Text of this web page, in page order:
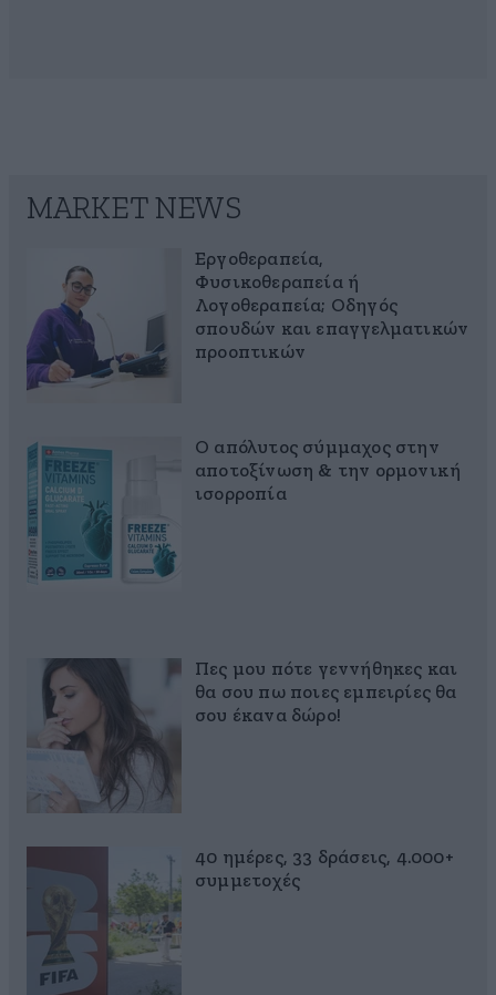
MARKET NEWS
Εργοθεραπεία,
Φυσικοθεραπεία ή
Λογοθεραπεία; Οδηγός
σπουδών και επαγγελματικών
προοπτικών
Ο απόλυτος σύμμαχος στην
αποτοξίνωση & την ορμονική
ισορροπία
Πες μου πότε γεννήθηκες και
θα σου πω ποιες εμπειρίες θα
σου έκανα δώρο!
40 ημέρες, 33 δράσεις, 4.000+
συμμετοχές